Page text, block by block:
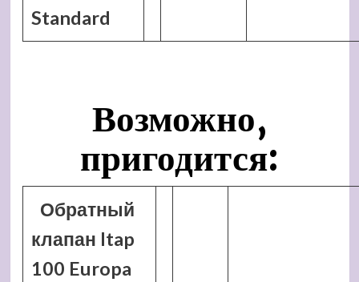
Standard
Возможно,
пригодится:
Обратный
клапан Itap
100 Europa